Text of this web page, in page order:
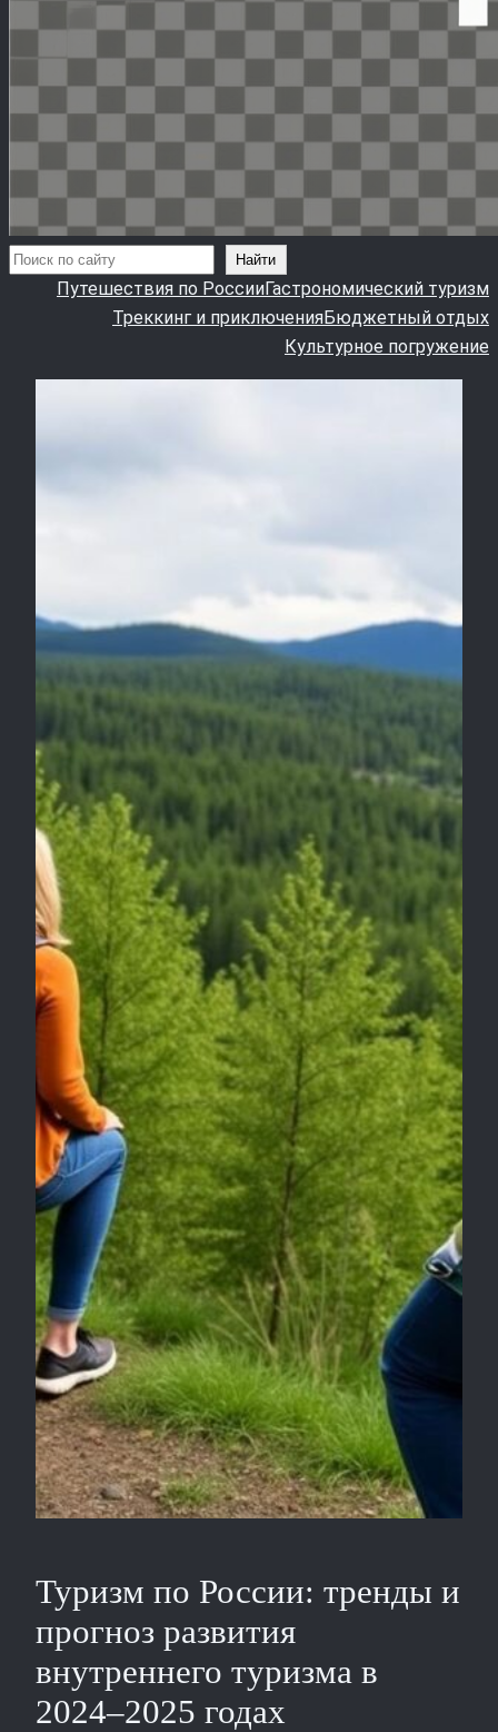
Поиск Найти
Путешествия по РоссииГастрономический туризм
Треккинг и приключенияБюджетный отдых
Культурное погружение
Туризм по России: тренды и
прогноз развития
внутреннего туризма в
2024–2025 годах